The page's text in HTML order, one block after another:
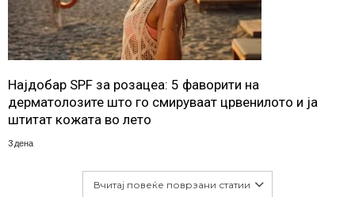
Најдобар SPF за розацеа: 5 фаворити на
дерматолозите што го смируваат црвенилото и ја
штитат кожата во лето
3 дена
Вчитај повеќе поврзани статии